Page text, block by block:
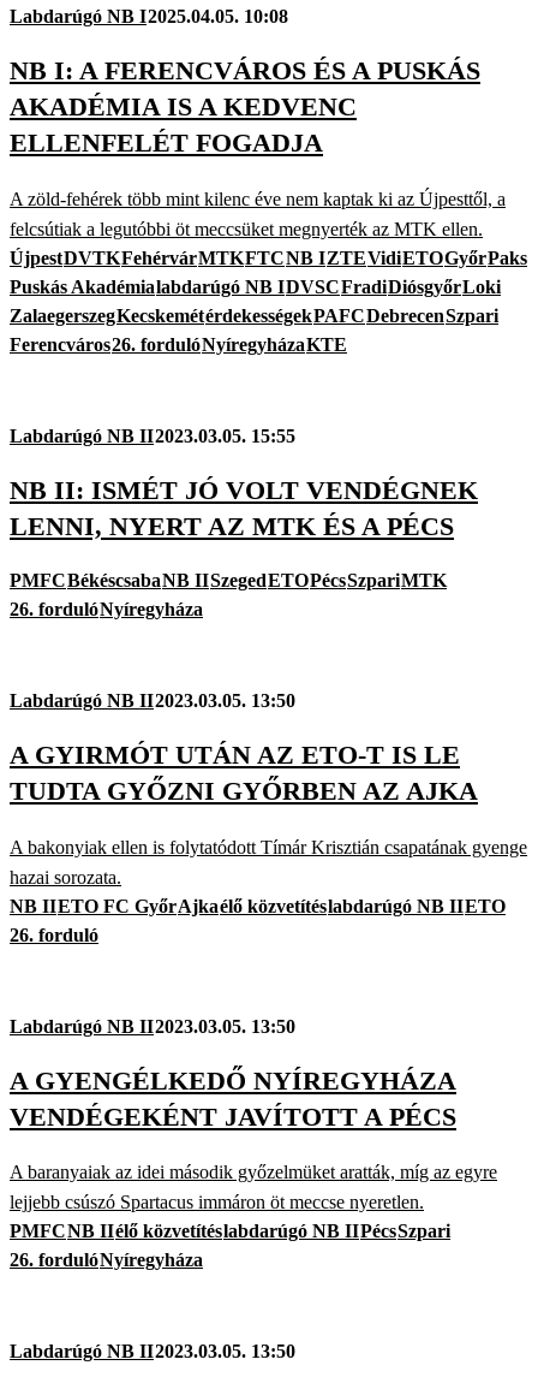
Labdarúgó NB I2025.04.05. 10:08
NB I: A FERENCVÁROS ÉS A PUSKÁS
AKADÉMIA IS A KEDVENC
ELLENFELÉT FOGADJA
A zöld-fehérek több mint kilenc éve nem kaptak ki az Újpesttől, a
felcsútiak a legutóbbi öt meccsüket megnyerték az MTK ellen.
ÚjpestDVTKFehérvárMTKFTCNB IZTEVidiETOGyőrPaks
Puskás Akadémialabdarúgó NB IDVSCFradiDiósgyőrLoki
ZalaegerszegKecskemétérdekességekPAFCDebrecenSzpari
Ferencváros26. fordulóNyíregyházaKTE
Labdarúgó NB II2023.03.05. 15:55
NB II: ISMÉT JÓ VOLT VENDÉGNEK
LENNI, NYERT AZ MTK ÉS A PÉCS
PMFCBékéscsabaNB IISzegedETOPécsSzpariMTK
26. fordulóNyíregyháza
Labdarúgó NB II2023.03.05. 13:50
A GYIRMÓT UTÁN AZ ETO-T IS LE
TUDTA GYŐZNI GYŐRBEN AZ AJKA
A bakonyiak ellen is folytatódott Tímár Krisztián csapatának gyenge
hazai sorozata.
NB IIETO FC GyőrAjkaélő közvetítéslabdarúgó NB IIETO
26. forduló
Labdarúgó NB II2023.03.05. 13:50
A GYENGÉLKEDŐ NYÍREGYHÁZA
VENDÉGEKÉNT JAVÍTOTT A PÉCS
A baranyaiak az idei második győzelmüket aratták, míg az egyre
lejjebb csúszó Spartacus immáron öt meccse nyeretlen.
PMFCNB IIélő közvetítéslabdarúgó NB IIPécsSzpari
26. fordulóNyíregyháza
Labdarúgó NB II2023.03.05. 13:50